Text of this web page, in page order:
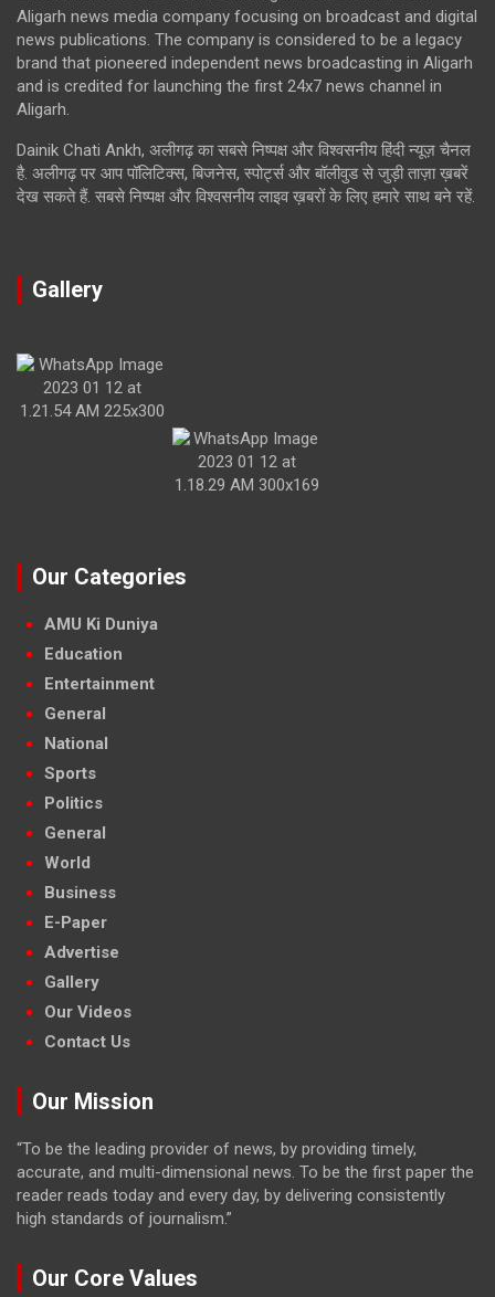
Aligarh news media company focusing on broadcast and digital
news publications. The company is considered to be a legacy
brand that pioneered independent news broadcasting in Aligarh
and is credited for launching the first 24x7 news channel in
Aligarh.
Dainik Chati Ankh, अलीगढ़ का सबसे निष्पक्ष और विश्वसनीय हिंदी न्यूज़ चैनल
है. अलीगढ़ पर आप पॉलिटिक्स, बिजनेस, स्पोर्ट्स और बॉलीवुड से जुड़ी ताज़ा ख़बरें
देख सकते हैं. सबसे निष्पक्ष और विश्वसनीय लाइव ख़बरों के लिए हमारे साथ बने रहें.
Gallery
Our Categories
AMU Ki Duniya
Education
Entertainment
General
National
Sports
Politics
General
World
Business
E-Paper
Advertise
Gallery
Our Videos
Contact Us
Our Mission
“To be the leading provider of news, by providing timely,
accurate, and multi-dimensional news. To be the first paper the
reader reads today and every day, by delivering consistently
high standards of journalism.”
Our Core Values